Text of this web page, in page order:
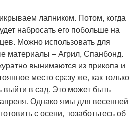
лапником. Потом, когда
набросать его побольше на
Можно использовать для
материалы – Агрил, Спанбонд.
вынимаются из прикопа и
место сразу же, как только
выйти в сад. Это может быть
Однако ямы для весенней
с осени, позаботьтесь об